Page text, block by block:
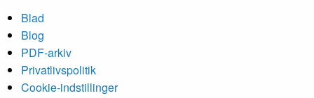
Blad
Blog
PDF-arkiv
Privatlivspolitik
Cookie-indstillinger